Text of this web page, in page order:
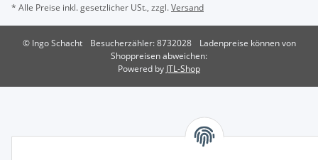
* Alle Preise inkl. gesetzlicher USt., zzgl.Versand
© Ingo Schacht Besucherzähler: 8732028
Ladenpreise können von
Shoppreisen abweichen:
Powered by JTL-Shop